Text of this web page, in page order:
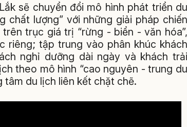
sẽ chuyển đổi mô hình phát triển du
chất lượng” với những giải pháp chiến
trục giá trị “rừng - biển - văn hóa”,
riêng; tập trung vào phân khúc khách
nghỉ dưỡng dài ngày và khách trải
theo mô hình “cao nguyên - trung du
tâm du lịch liên kết chặt chẽ.